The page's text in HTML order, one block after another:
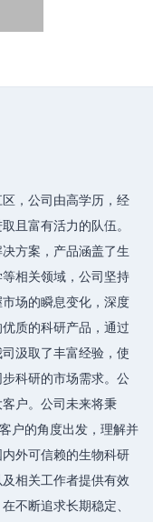
，公司由高学历，经
且富有活力的队伍。
方案，产品涵盖了生
相关领域，公司坚持
场的瞬息变化，深度
质的科研产品，通过
汲取了丰富经验，使
科研的市场需求。公
户。公司未来将秉
户的角度出发，理解并
外可信赖的生物科研
相关工作者提供有效
不断追求长期稳定、